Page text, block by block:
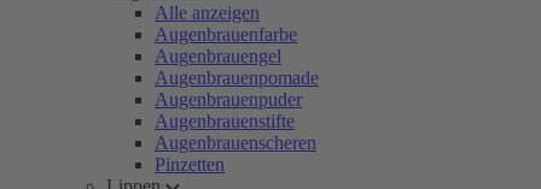
Alle anzeigen
Augenbrauenfarbe
Augenbrauengel
Augenbrauenpomade
Augenbrauenpuder
Augenbrauenstifte
Augenbrauenscheren
Pinzetten